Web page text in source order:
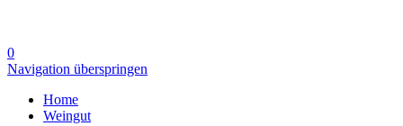
0
Navigation überspringen
Home
Weingut